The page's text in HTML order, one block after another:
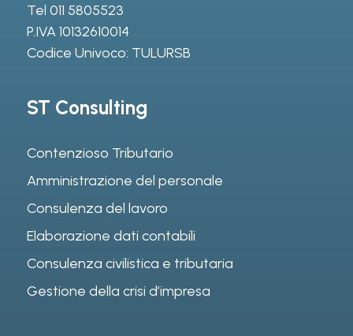
Tel 011 5805523
P.IVA 10132610014
Codice Univoco: TULURSB
ST Consulting
Contenzioso Tributario
Amministrazione del personale
Consulenza del lavoro
Elaborazione dati contabili
Consulenza civilistica e tributaria
Gestione della crisi d’impresa